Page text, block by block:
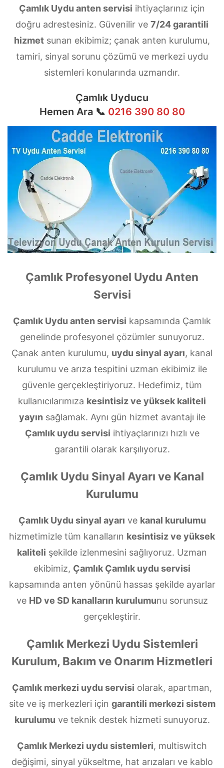
Çamlık Uydu anten servisi ihtiyaçlarınız için
doğru adrestesiniz. Güvenilir ve 7/24 garantili
hizmet sunan ekibimiz; çanak anten kurulumu,
tamiri, sinyal sorunu çözümü ve merkezi uydu
sistemleri konularında uzmandır.
Çamlık Uyducu
Hemen Ara 📞 0216 390 80 80
Çamlık Profesyonel Uydu Anten
Servisi
Çamlık Uydu anten servisi kapsamında Çamlık
genelinde profesyonel çözümler sunuyoruz.
Çanak anten kurulumu, uydu sinyal ayarı, kanal
kurulumu ve arıza tespitini uzman ekibimiz ile
güvenle gerçekleştiriyoruz. Hedefimiz, tüm
kullanıcılarımıza kesintisiz ve yüksek kaliteli
yayın sağlamak. Aynı gün hizmet avantajı ile
Çamlık uydu servisi ihtiyaçlarınızı hızlı ve
garantili olarak karşılıyoruz.
Çamlık Uydu Sinyal Ayarı ve Kanal
Kurulumu
Çamlık Uydu sinyal ayarı ve kanal kurulumu
hizmetimizle tüm kanalların kesintisiz ve yüksek
kaliteli şekilde izlenmesini sağlıyoruz. Uzman
ekibimiz, Çamlık Çamlık uydu servisi
kapsamında anten yönünü hassas şekilde ayarlar
ve HD ve SD kanalların kurulumunu sorunsuz
gerçekleştirir.
Çamlık Merkezi Uydu Sistemleri
Kurulum, Bakım ve Onarım Hizmetleri
Çamlık merkezi uydu servisi olarak, apartman,
site ve iş merkezleri için garantili merkezi sistem
kurulumu ve teknik destek hizmeti sunuyoruz.
Çamlık Merkezi uydu sistemleri, multiswitch
değişimi, sinyal yükseltme, hat arızaları ve kablo